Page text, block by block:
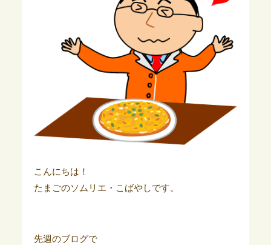
こんにちは！
たまごのソムリエ・こばやしです。
先週のブログで